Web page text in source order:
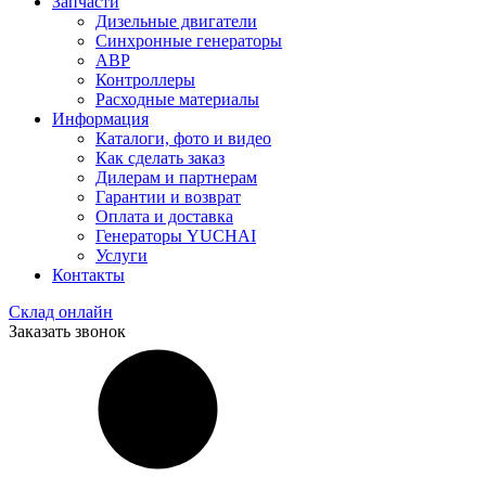
Дизельные двигатели
Синхронные генераторы
АВР
Контроллеры
Расходные материалы
Информация
Каталоги, фото и видео
Как сделать заказ
Дилерам и партнерам
Гарантии и возврат
Оплата и доставка
Генераторы YUCHAI
Услуги
Контакты
Склад онлайн
Заказать звонок